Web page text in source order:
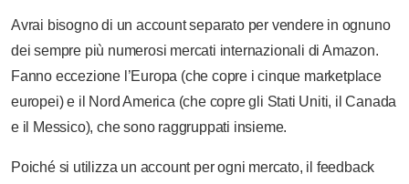
Avrai bisogno di un account separato per vendere in ognuno
dei sempre più numerosi mercati internazionali di Amazon.
Fanno eccezione l’Europa (che copre i cinque marketplace
europei) e il Nord America (che copre gli Stati Uniti, il Canada
e il Messico), che sono raggruppati insieme.
Poiché si utilizza un account per ogni mercato, il feedback